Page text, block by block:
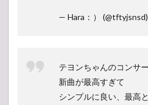
— Hara：） (@tftyjsnsd)
テヨンちゃんのコンサ
新曲が最高すぎて
シンプルに良い、最高